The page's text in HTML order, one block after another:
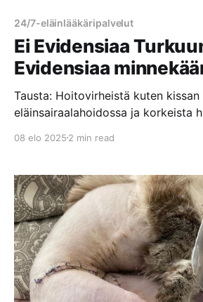
24/7-eläinlääkäripalvelut
Ei Evidensiaa
Evidensiaa
Tausta: Hoitovirheistä kuten
eläinsairaalahoidossa ja korkeista
järjestämän hankintakilpailutuksen
eläinsairaalassa – Lue Olga-kissan
eläinsairaala poltti asiakkaan
järkyttävä tarina Evidensia
tapahtuneesta hoitovirheestä,
palovammoja laajalle
08 elo 2025 2 min read